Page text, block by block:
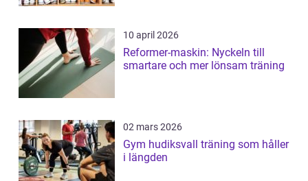
10 april 2026
Reformer-maskin: Nyckeln till
smartare och mer lönsam träning
02 mars 2026
Gym hudiksvall träning som håller
i längden